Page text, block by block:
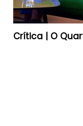
Crítica | O